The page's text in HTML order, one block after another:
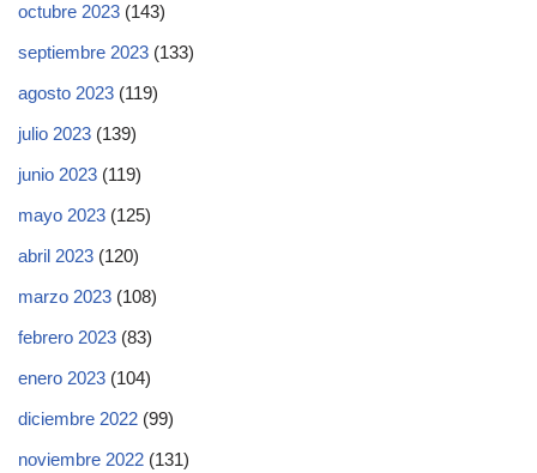
octubre 2023 (143)
septiembre 2023 (133)
agosto 2023 (119)
julio 2023 (139)
junio 2023 (119)
mayo 2023 (125)
abril 2023 (120)
marzo 2023 (108)
febrero 2023 (83)
enero 2023 (104)
diciembre 2022 (99)
noviembre 2022 (131)